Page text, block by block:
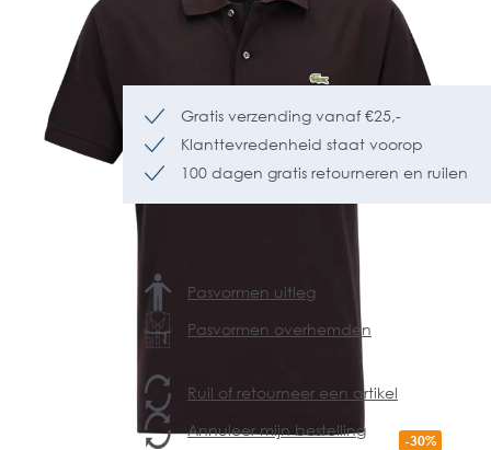
Gratis verzending vanaf €25,-
Klanttevredenheid staat voorop
100 dagen gratis retourneren en ruilen
Pasvormen uitleg
Pasvormen overhemden
Ruil of retourneer een artikel
Annuleer mijn bestelling
-30%